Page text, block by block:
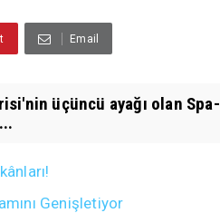
Email
üçüncü ayağı olan Spa-
Genişletiyor